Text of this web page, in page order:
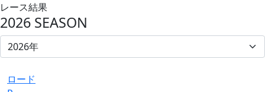
レース結果
2026 SEASON
ロード